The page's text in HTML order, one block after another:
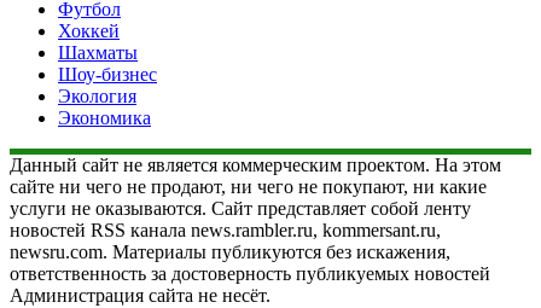
Футбол
Хоккей
Шахматы
Шоу-бизнес
Экология
Экономика
Данный сайт не является коммерческим проектом. На этом
сайте ни чего не продают, ни чего не покупают, ни какие
услуги не оказываются. Сайт представляет собой ленту
новостей RSS канала news.rambler.ru, kommersant.ru,
newsru.com. Материалы публикуются без искажения,
ответственность за достоверность публикуемых новостей
Администрация сайта не несёт.